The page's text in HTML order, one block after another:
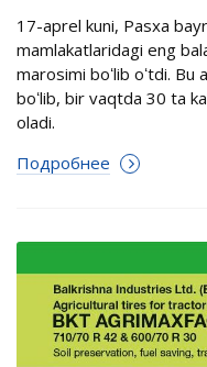
17-aprel kuni, Pasxa
mamlakatlaridagi eng
marosimi boʻlib oʻtdi.
boʻlib, bir vaqtda 30 ta
oladi.
Подробнее